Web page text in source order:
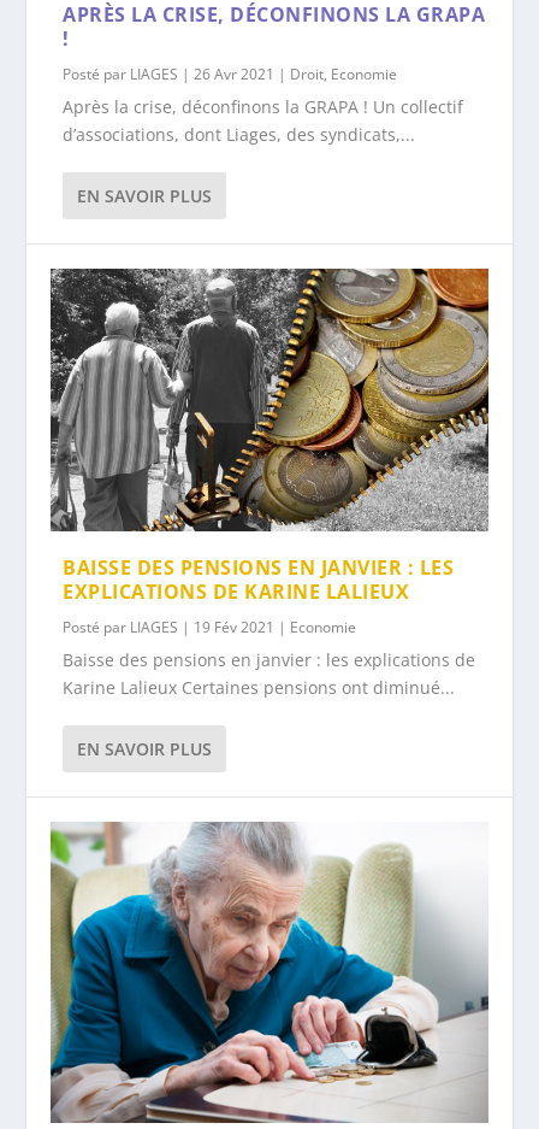
APRÈS LA CRISE, DÉCONFINONS LA GRAPA
!
Posté par LIAGES |26 Avr 2021 | Droit, Economie
Après la crise, déconfinons la GRAPA ! Un collectif
d’associations, dont Liages, des syndicats,...
EN SAVOIR PLUS
BAISSE DES PENSIONS EN JANVIER : LES
EXPLICATIONS DE KARINE LALIEUX
Posté par LIAGES | 19 Fév 2021 | Economie
Baisse des pensions en janvier : les explications de
Karine Lalieux Certaines pensions ont diminué...
EN SAVOIR PLUS